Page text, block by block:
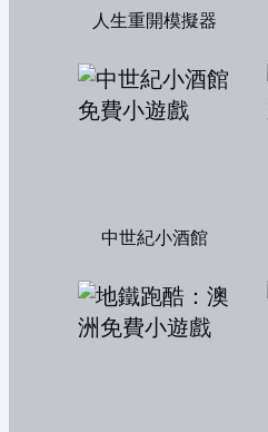
人生重開模擬器
中世紀小酒館